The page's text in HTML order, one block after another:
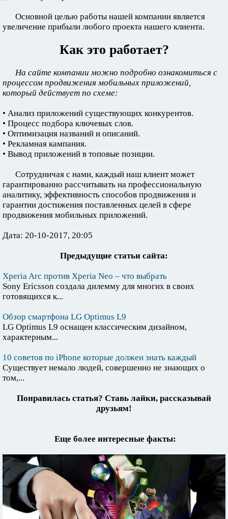
Основной целью работы нашей компании является
увеличение прибыли любого проекта нашего клиента.
Как это работает?
На сайте компании можно подробно ознакомиться с
процессом продвижения мобильных приложений,
который действует по схеме:
• Анализ приложений существующих конкурентов.
• Процесс подбора ключевых слов.
• Оптимизация названий и описаний.
• Рекламная кампания.
• Вывод приложений в топовые позиции.
Сотрудничая с нами, каждый наш клиент может
гарантированно рассчитывать на профессиональную
аналитику, эффективность способов продвижения и
гарантии достижения поставленных целей в сфере
продвижения мобильных приложений.
Дата: 20-10-2017, 20:05
Предыдущие статьи сайта:
Xperia Arc против Xperia Neo – что выбрать
Sony Ericsson создала дилемму для многих в своих
готовящихся к...
Обзор смартфона LG Optimus L9
LG Optimus L9 оснащен классическим дизайном,
характерным...
10 советов по iPhone которые должен знать каждый
Существует немало людей, совершенно не знающих о
том,...
Понравилась статья? Ставь лайки, рассказывай
друзьям!
Еще более интересные факты: